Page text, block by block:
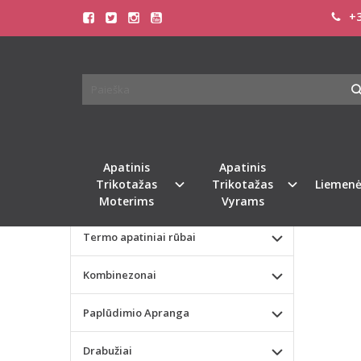
Apatinis
Trikotažas
Moterims
Apatinis
Trikotažas
Vyrams
Valentino dienos dovana
Liemenėlės
Termo apatiniai rūbai
Kombinezonai
Paplūdimio Apranga
Drabužiai